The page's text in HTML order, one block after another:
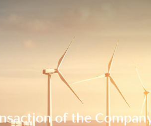
of the